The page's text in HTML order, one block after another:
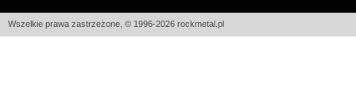
Wszelkie prawa zastrzeżone, © 1996-2026 rockmetal.pl